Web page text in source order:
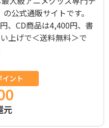
公式通販サイトです。
、CD商品は4,400円、書
上げで＜送料無料＞で
イント
元